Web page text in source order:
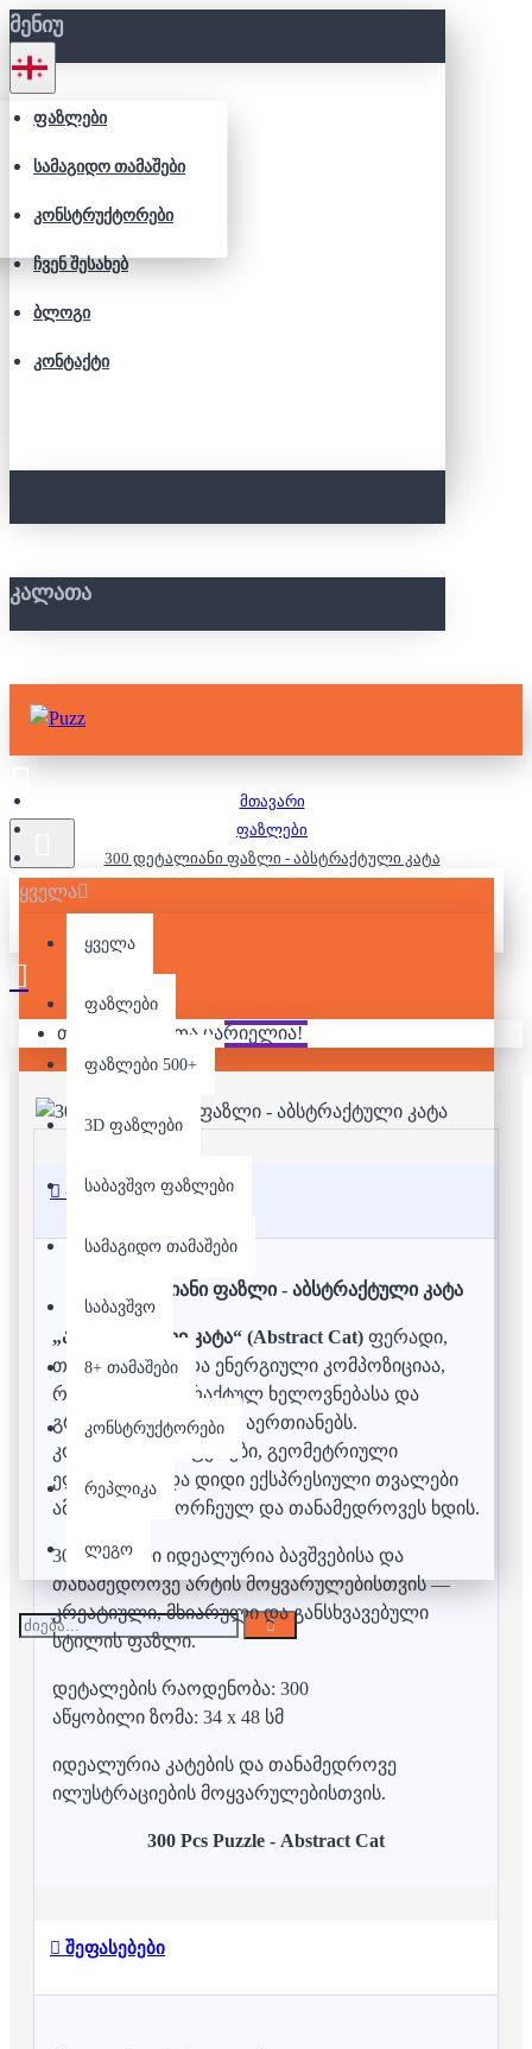
ᲛᲔᲜᲘᲣ
ᲤᲐᲖᲚᲔᲑᲘ
ᲡᲐᲛᲐᲒᲘᲓᲝ ᲗᲐᲛᲐᲨᲔᲑᲘ
ᲙᲝᲜᲡᲢᲠᲣᲥᲢᲝᲠᲔᲑᲘ
ᲩᲕᲔᲜ ᲨᲔᲡᲐᲮᲔᲑ
ᲑᲚᲝᲒᲘ
ᲙᲝᲜᲢᲐᲥᲢᲘ
ᲙᲐᲚᲐᲗᲐ
ყველა
ყველა
ფაზლები
ფაზლები 500+
3D ფაზლები
საბავშვო ფაზლები
სამაგიდო თამაშები
საბავშვო
8+ თამაშები
კონსტრუქტორები
რეპლიკა
ლეგო
თქვენი კალათა ცარიელია!
მთავარი
ფაზლები
300 დეტალიანი ფაზლი - აბსტრაქტული კატა
300 ᲓᲔᲢᲐᲚᲘᲐᲜᲘ ᲤᲐᲖᲚᲘ -
ᲐᲑᲡᲢᲠᲐᲥᲢᲣᲚᲘ ᲙᲐᲢᲐ
აღწერა
300 დეტალიანი ფაზლი - აბსტრაქტული კატა
„აბსტრაქტული კატა“ (Abstract Cat) ფერადი,
თანამედროვე და ენერგიული კომპოზიციაა,
რომელიც აბსტრაქტულ ხელოვნებასა და
გრაფიკულ ფორმებს აერთიანებს.
კონტრასტული ფერები, გეომეტრიული
ელემენტები და დიდი ექსპრესიული თვალები
ამ ფაზლს გამორჩეულ და თანამედროვეს ხდის.
300 დეტალი იდეალურია ბავშვებისა და
თანამედროვე არტის მოყვარულებისთვის —
კრეატიული, მხიარული და განსხვავებული
სტილის ფაზლი.
დეტალების რაოდენობა: 300
აწყობილი ზომა: 34 x 48 სმ
იდეალურია კატების და თანამედროვე
ილუსტრაციების მოყვარულებისთვის.
300 Pcs Puzzle - Abstract Cat
შეფასებები